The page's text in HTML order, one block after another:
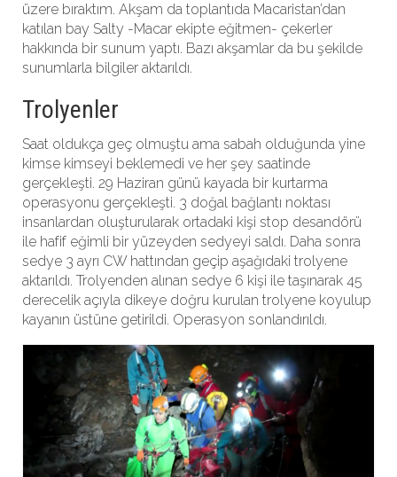
üzere bıraktım. Akşam da toplantıda Macaristan’dan
katılan bay Salty -Macar ekipte eğitmen- çekerler
hakkında bir sunum yaptı. Bazı akşamlar da bu şekilde
sunumlarla bilgiler aktarıldı.
Trolyenler
Saat oldukça geç olmuştu ama sabah olduğunda yine
kimse kimseyi beklemedi ve her şey saatinde
gerçekleşti. 29 Haziran günü kayada bir kurtarma
operasyonu gerçekleşti. 3 doğal bağlantı noktası
insanlardan oluşturularak ortadaki kişi stop desandörü
ile hafif eğimli bir yüzeyden sedyeyi saldı. Daha sonra
sedye 3 ayrı CW hattından geçip aşağıdaki trolyene
aktarıldı. Trolyenden alınan sedye 6 kişi ile taşınarak 45
derecelik açıyla dikeye doğru kurulan trolyene koyulup
kayanın üstüne getirildi. Operasyon sonlandırıldı.